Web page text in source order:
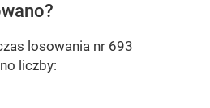
losowania nr 693
liczby: